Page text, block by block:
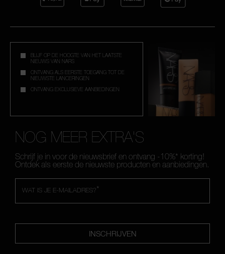
BLIJF OP DE HOOGTE VAN HET LAATSTE
NIEUWS VAN NARS
ONTVANG ALS EERSTE TOEGANG TOT DE
NIEUWSTE LANCERINGEN
ONTVANG EXCLUSIEVE AANBIEDINGEN
NOG MEER EXTRA'S
Schrijf je in voor de nieuwsbrief en ontvang -10%* korting!
Ontdek als eerste de nieuwste producten en aanbiedingen.
*
WAT IS JE E-MAILADRES?
INSCHRIJVEN